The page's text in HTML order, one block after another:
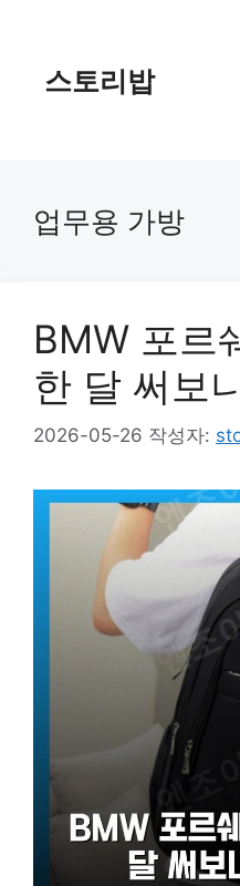
스토리밥
업무용 가방
BMW 포르
한 달 써보
2026-05-26 작성자: